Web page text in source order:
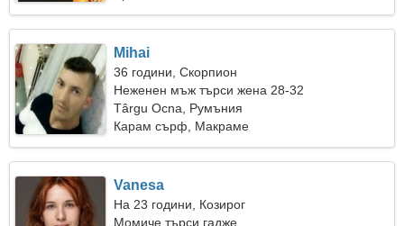
Mihai
36 години, Скорпион
Неженен мъж търси жена 28-32
Târgu Ocna, Румъния
Карам сърф, Макраме
Vanesa
На 23 години, Козирог
Момиче търси гадже